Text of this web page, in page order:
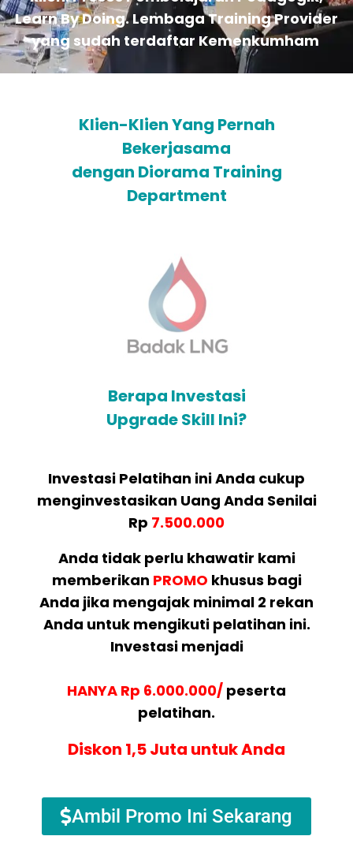
Learn By Doing. Lembaga Training Provider
yang sudah terdaftar Kemenkumham
Klien-Klien Yang Pernah
Bekerjasama
dengan Diorama Training
Department
Berapa Investasi
Upgrade Skill Ini?
Investasi Pelatihan ini Anda cukup
menginvestasikan Uang Anda Senilai
Rp 7.500.000
Anda tidak perlu khawatir kami
memberikan PROMO khusus bagi
Anda jika mengajak minimal 2 rekan
Anda untuk mengikuti pelatihan ini.
Investasi menjadi
HANYA Rp 6.000.000/ peserta
pelatihan.
Diskon 1,5 Juta untuk Anda
Ambil Promo Ini Sekarang